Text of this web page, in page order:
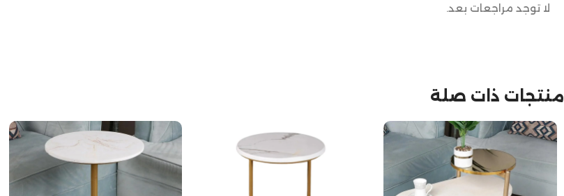
لا توجد مراجعات بعد.
منتجات ذات صلة